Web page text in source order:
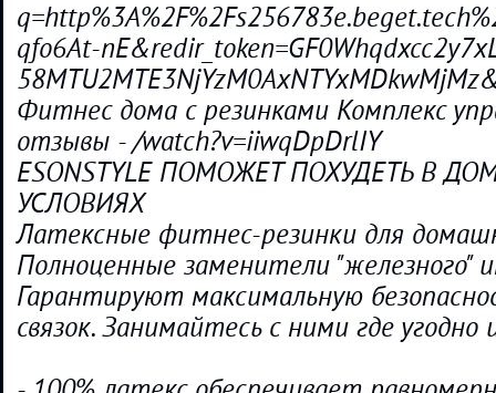
qfo6At-
Фитнес дома с резинками Комплекс
отзывы - /watch?v=iiwqDpDrlIY
ESONSTYLE ПОМОЖЕТ ПОХУДЕТЬ В
УСЛОВИЯХ
Латексные фитнес-резинки для
Полноценные заменители "железного"
Гарантируют максимальную
связок. Занимайтесь с ними где угодно